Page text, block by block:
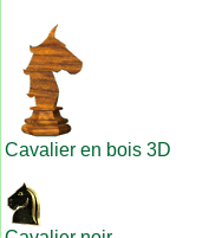
Cavalier en bois 3D